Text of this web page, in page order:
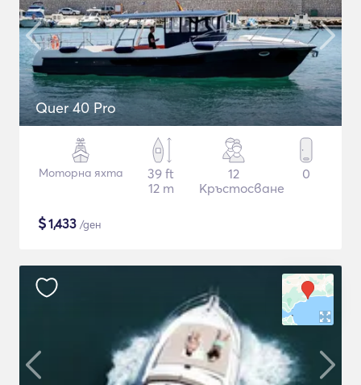
Quer 40 Pro
Моторна яхта
39 ft
12 m
12
Кръстосване
0
$1,433 /ден